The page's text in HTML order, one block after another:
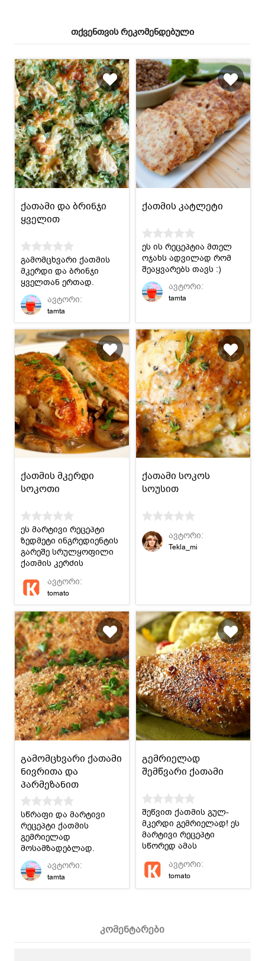
თქვენთვის რეკომენდებული
ქათამი და ბრინჯი
ყველით
გამომცხვარი ქათმის
მკერდი და ბრინჯი
ყველთან ერთად.
ავტორი:
tamta
ქათმის კატლეტი
ეს ის რეცეპტია მთელ
ოჯახს ადვილად რომ
შეაყვარებს თავს :)
ავტორი:
tamta
ქათმის მკერდი
სოკოთი
ეს მარტივი რეცეპტი
ზედმეტი ინგრედიენტის
გარეშე სრულყოფილი
ქათმის კერძის
დაგეხმარებათ.
ავტორი:
tomato
ქათამი სოკოს
სოუსით
ავტორი:
Tekla_mi
გამომცხვარი ქათამი
ნივრითა და
პარმეზანით
სწრაფი და მარტივი
რეცეპტი ქათმის
გემრიელად
მოსამზადებლად.
ავტორი:
tamta
გემრიელად
შემწვარი ქათამი
შეწვით ქათმის გულ-
მკერდი გემრიელად! ეს
მარტივი რეცეპტი
სწორედ ამას
ავტორი:
tomato
კომენტარები